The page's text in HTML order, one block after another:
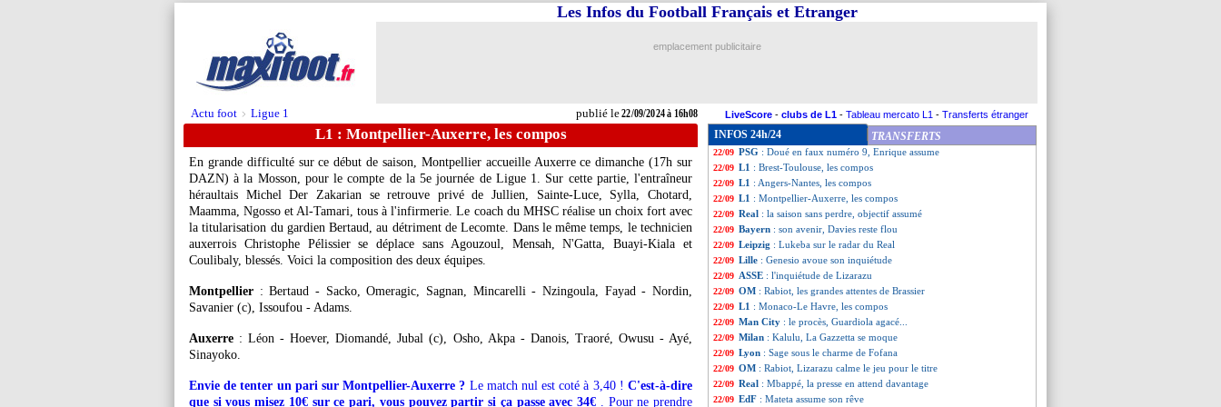
Actu foot > Ligue 1 publié le22/09/2024 à 16h08
Les Infos du Football Français et Etranger
emplacement publicitaire
LiveScore - clubs de L1 - Tableau mercato L1 - Transferts étranger
L1 : Montpellier-Auxerre, les compos
En grande difficulté sur ce début de saison, Montpellier accueille Auxerre ce dimanche (17h sur
DAZN) à la Mosson, pour le compte de la 5e journée de Ligue 1. Sur cette partie, l'entraîneur
héraultais Michel Der Zakarian se retrouve privé de Jullien, Sainte-Luce, Sylla, Chotard,
Maamma, Ngosso et Al-Tamari, tous à l'infirmerie. Le coach du MHSC réalise un choix fort avec
la titularisation du gardien Bertaud, au détriment de Lecomte. Dans le même temps, le technicien
auxerrois Christophe Pélissier se déplace sans Agouzoul, Mensah, N'Gatta, Buayi-Kiala et
Coulibaly, blessés. Voici la composition des deux équipes.
Montpellier : Bertaud - Sacko, Omeragic, Sagnan, Mincarelli - Nzingoula, Fayad - Nordin,
Savanier (c), Issoufou - Adams.
Auxerre : Léon - Hoever, Diomandé, Jubal (c), Osho, Akpa - Danois, Traoré, Owusu - Ayé,
Sinayoko.
Envie de tenter un pari sur Montpellier-Auxerre ? Le match nul est coté à 3,40 ! C'est-à-dire
que si vous misez 10€ sur ce pari, vous pouvez partir si ça passe avec 34€ . Pour ne prendre
INFOS 24h/24 TRANSFERTS
22/09 Le Havre: Digard n'a aucun regret
22/09 VIDEO
22/09 L1: Monaco 3-1 Le Havre (fini)
22/09 VIDEO: le joli but de Ben Seghir
22/09 PSG : Doué en faux numéro 9, Enrique assume
22/09 L1 : Brest-Toulouse, les compos
22/09 L1 : Angers-Nantes, les compos
22/09 L1 : Montpellier-Auxerre, les compos
22/09 Real : la saison sans perdre, objectif assumé
22/09 Bayern : son avenir, Davies reste flou
22/09 Leipzig : Lukeba sur le radar du Real
22/09 Lille : Genesio avoue son inquiétude
22/09 ASSE : l'inquiétude de Lizarazu
22/09 OM : Rabiot, les grandes attentes de Brassier
22/09 L1 : Monaco-Le Havre, les compos
22/09 Man City : le procès, Guardiola agacé...
22/09 Milan : Kalulu, La Gazzetta se moque
22/09 Lyon : Sage sous le charme de Fofana
22/09 OM : Rabiot, Lizarazu calme le jeu pour le titre
22/09 Real : Mbappé, la presse en attend davantage
22/09 EdF : Mateta assume son rêve